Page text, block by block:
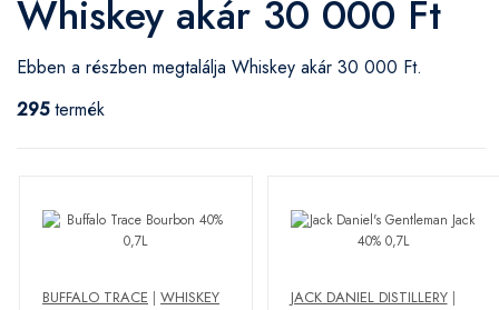
Whiskey akár 30 000 Ft
Ebben a részben megtalálja Whiskey akár 30 000 Ft.
295termék
BUFFALO TRACE | WHISKEY JACK DANIEL DISTILLERY|